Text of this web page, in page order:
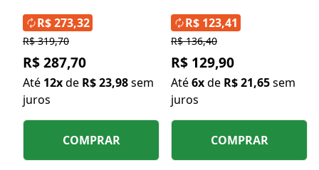
Q10 100mg 60 Cápsulas
R$ 319,70
R$ 287,70
Até 12xde R$ 23,98sem
juros
R$ 273,32
COMPRAR
400mg 60 cápsulas
R$ 136,40
R$ 129,90
Até6xde R$ 21,65sem
juros
R$ 123,41
COMPRAR